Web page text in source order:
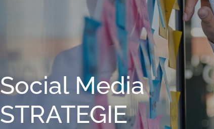
Social Media
STRA­TE­GIE